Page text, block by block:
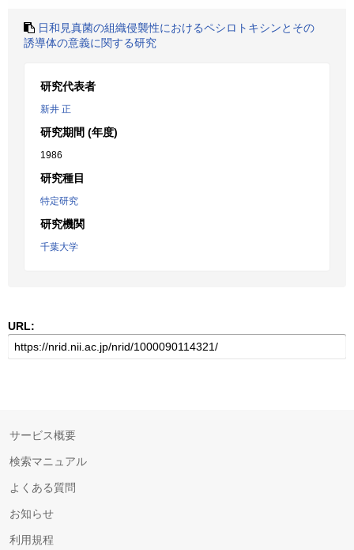
日和見真菌の組織侵襲性におけるペシロトキシンとその
誘導体の意義に関する研究
研究代表者
新井 正
研究期間 (年度)
1986
研究種目
特定研究
研究機関
千葉大学
URL:
サービス概要
検索マニュアル
よくある質問
お知らせ
利用規程